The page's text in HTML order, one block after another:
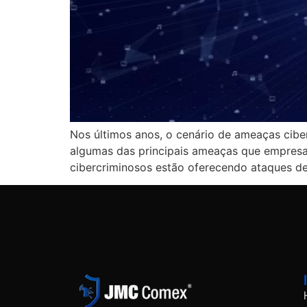
Nos últimos anos, o cenário de ameaças
algumas das principais ameaças que
cibercriminosos estão oferecendo ataques